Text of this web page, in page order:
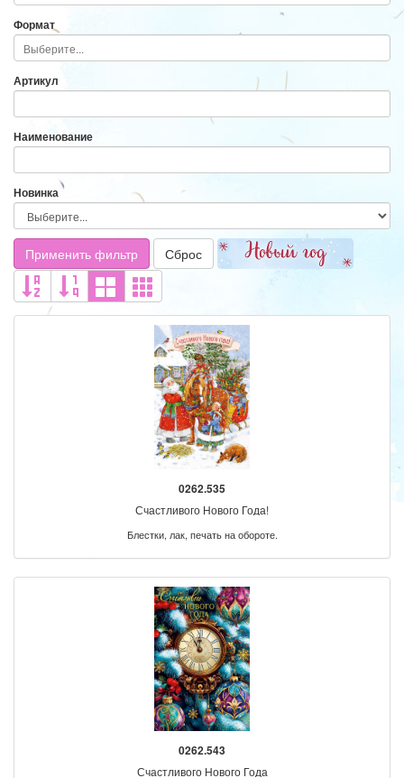
Формат
Артикул
Наименование
Новинка
Применить фильтр Сброс
0262.535
Счастливого Нового Года!
Блестки, лак, печать на обороте.
0262.543
Счастливого Нового Года